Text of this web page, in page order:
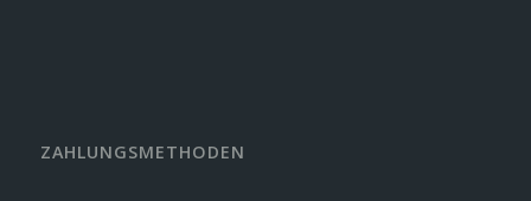
ZAHLUNGSMETHODEN